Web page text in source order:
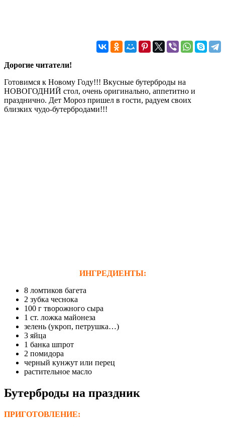
Дорогие читатели!
Готовимся к Новому Году!!! Вкусные бутерброды на
НОВОГОДНИЙ стол, очень оригинально, аппетитно и
празднично. Дет Мороз пришел в гости, радуем своих
близких чудо-бутербродами!!!
ИНГРЕДИЕНТЫ:
8 ломтиков багета
2 зубка чеснока
100 г творожного сыра
1 ст. ложка майонеза
зелень (укроп, петрушка…)
3 яйца
1 банка шпрот
2 помидора
черный кунжут или перец
растительное масло
Бутерброды на праздник
ПРИГОТОВЛЕНИЕ: